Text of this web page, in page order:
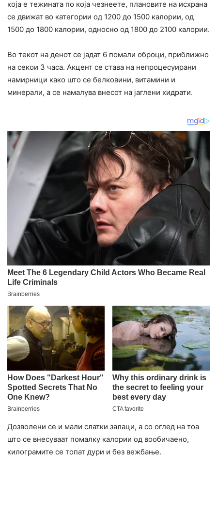
која е тежината по која чезнеете, плановите на исхрана
се движат во категории од 1200 до 1500 калории, од
1500 до 1800 калории, односно од 1800 до 2100 калории.
Во текот на денот се јадат 6 помали оброци, приближно
на секои 3 часа. Акцент се става на непроцесуирани
намирници како што се белковини, витамини и
минерали, а се намалува внесот на јаглени хидрати.
Дозволени се и мали слатки залаци, а со оглед на тоа
што се внесуваат помалку калории од вообичаено,
килограмите се топат дури и без вежбање.